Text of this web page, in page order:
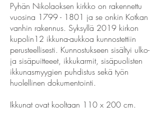
Pyhän Nikolaoksen kirkko on rakennettu
vuosina 1799 - 1801 ja se onkin Kotkan
vanhin rakennus. Syksyllä 2019 kirkon
kupolin12 ikkuna-aukkoa kunnostettiin
perusteellisesti. Kunnostukseen sisältyi ulko-
ja sisäpuitteeet, ikkukarmit, sisäpuolisten
ikkunasmyygien puhdistus sekä työn
huolellinen dokumentointi.
Ikkunat ovat kooltaan 110 x 200 cm.